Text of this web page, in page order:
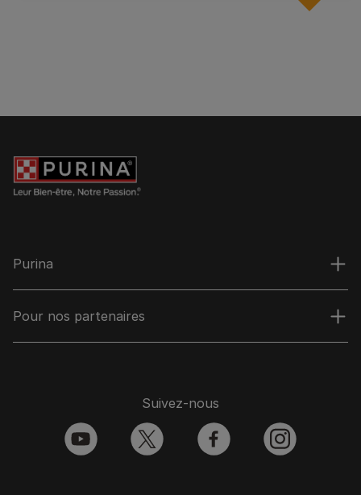
Purina
Pour nos partenaires
Suivez-nous
youtube twitter facebook instagram